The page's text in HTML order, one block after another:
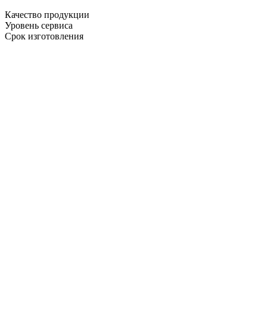
Качество продукции
Уровень сервиса
Срок изготовления